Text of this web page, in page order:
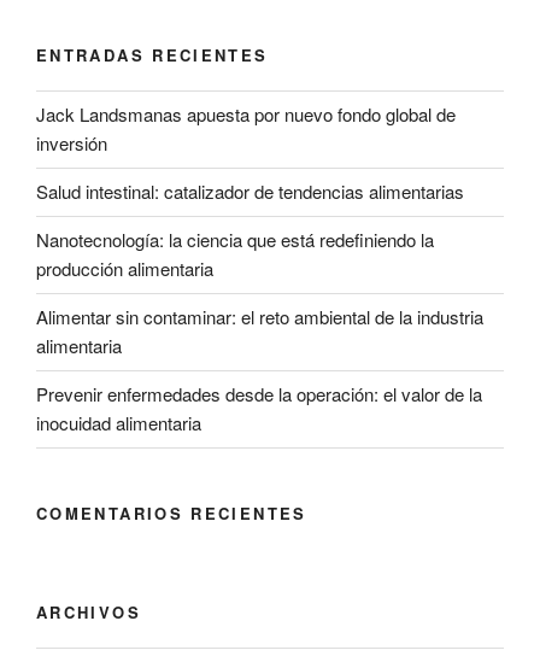
ENTRADAS RECIENTES
Jack Landsmanas apuesta por nuevo fondo global de
inversión
Salud intestinal: catalizador de tendencias alimentarias
Nanotecnología: la ciencia que está redefiniendo la
producción alimentaria
Alimentar sin contaminar: el reto ambiental de la industria
alimentaria
Prevenir enfermedades desde la operación: el valor de la
inocuidad alimentaria
COMENTARIOS RECIENTES
ARCHIVOS